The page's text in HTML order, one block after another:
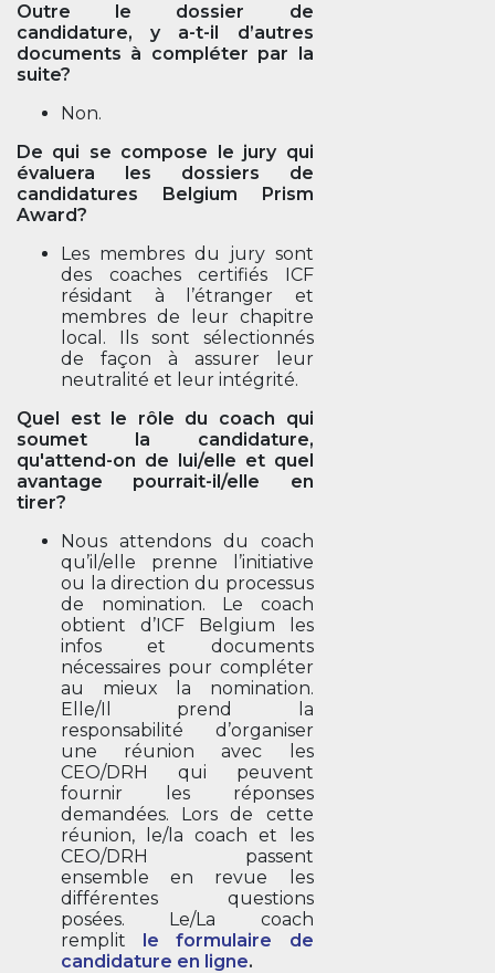
Outre le dossier de
candidature, y a-t-il d’autres
documents à compléter par la
suite?
Non.
De qui se compose le jury qui
évaluera les dossiers de
candidatures Belgium Prism
Award?
Les membres du jury sont
des coaches certifiés ICF
résidant à l’étranger et
membres de leur chapitre
local. Ils sont sélectionnés
de façon à assurer leur
neutralité et leur intégrité.
Quel est le rôle du coach qui
soumet la candidature,
qu'attend-on de lui/elle et quel
avantage pourrait-il/elle en
tirer?
Nous attendons du coach
qu’il/elle prenne l’initiative
ou la direction du processus
de nomination. Le coach
obtient d’ICF Belgium les
infos et documents
nécessaires pour compléter
au mieux la nomination.
Elle/Il prend la
responsabilité d’organiser
une réunion avec les
CEO/DRH qui peuvent
fournir les réponses
demandées. Lors de cette
réunion, le/la coach et les
CEO/DRH passent
ensemble en revue les
différentes questions
posées. Le/La coach
remplit le formulaire de
candidature en ligne.